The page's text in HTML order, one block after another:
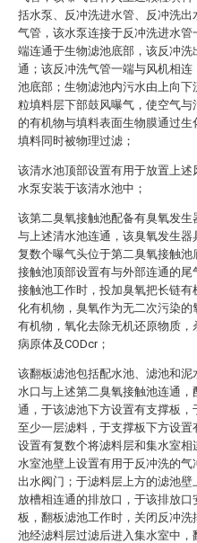
括水泵、反冲洗进水管、反冲洗
气管，该水泵连接于反冲洗进水管
端连通于生物滤池底部，该反冲
通；该反冲洗气管一端与风机相
池底部；生物滤池内污水由上向
粒填料层下部鼓风曝气，使空气与
的有机物与填料表面生物膜通过
填料同时被物理过滤；
该清水池顶部设置有用于放置上述
水泵安装于该清水池中；
该第二臭氧接触池配备有臭氧发
与上述清水池连通，该臭氧发生
复数个曝气头位于第二臭氧接触
接触池顶部设置有与外部连通的
接触池工作时，投加臭氧把长链有
化有机物，臭氧作为无二次污染的
有机物，氧化去除无机还原物质，
病原体及CODcr；
该翻板滤池包括配水池、滤池和
水口与上述第二臭氧接触池连通
通，于该滤池下方设置有支撑板
至少一层滤料，于支撑板下方设置
设置有复数个将滤料层和集水室
水室池壁上设置有用于反冲洗的气
出水阀门；于滤料层上方的滤池
放槽相连通的排放口，于该排放
板，翻板滤池工作时，关闭反冲洗
池经滤料层过滤后进入集水室中，